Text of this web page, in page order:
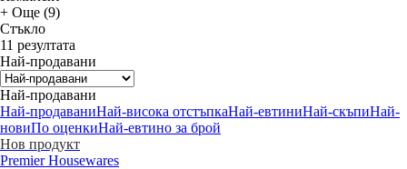
+ Още (9)
Стъкло
11 резултата
Най-продавани
Най-продавани
Най-продаваниНай-висока отстъпкаНай-евтиниНай-скъпиНай-
новиПо оценкиНай-евтино за брой
Нов продукт
Premier Housewares